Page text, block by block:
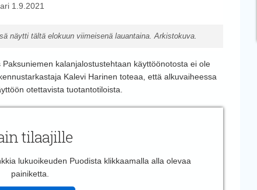
1.9.2021
näytti tältä elokuun viimeisenä lauantaina. Arkistokuva.
kalanjalostustehtaan käyttöönotosta ei ole
Kalevi Harinen toteaa, että alkuvaiheessa
otettavista tuotantotiloista.
tilaajille
lukuoikeuden Puodista klikkaamalla alla olevaa
painiketta.